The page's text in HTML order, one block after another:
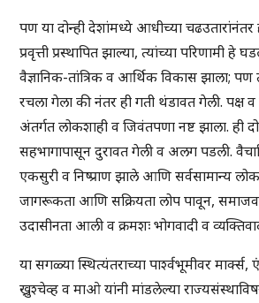
पण या दोन्ही देशांमध्ये आधीच्या चढउतारांनंतर
प्रवृत्ती प्रस्थापित झाल्या, त्यांच्या परिणामी हे
वैज्ञानिक-तांत्रिक व आर्थिक विकास झाला; पण
रचला गेला की नंतर ही गती थंडावत गेली. पक्ष
अंतर्गत लोकशाही व जिवंतपणा नष्ट झाला. ही
सहभागापासून दुरावत गेली व अलग पडली.
एकसुरी व निष्प्राण झाले आणि सर्वसामान्य
जागरूकता आणि सक्रियता लोप पावून,
उदासीनता आली व क्रमशः भोगवादी व
या सगळ्या स्थित्यंतराच्या पार्श्वभूमीवर
ख्रुश्चेव्ह व माओ यांनी मांडलेल्या